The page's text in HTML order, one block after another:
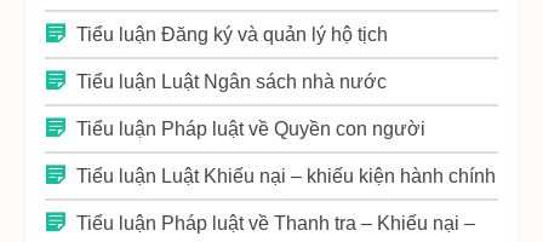
Tiểu luận Đăng ký và quản lý hộ tịch
Tiểu luận Luật Ngân sách nhà nước
Tiểu luận Pháp luật về Quyền con người
Tiểu luận Luật Khiếu nại – khiếu kiện hành chính
Tiểu luận Pháp luật về Thanh tra – Khiếu nại –